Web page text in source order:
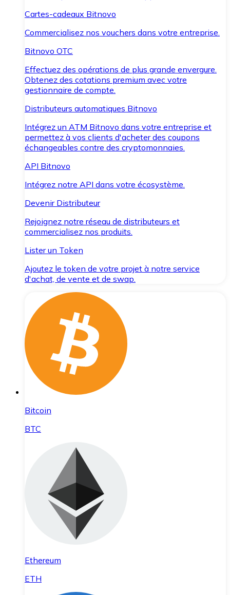
Cartes-cadeaux Bitnovo
Commercialisez nos vouchers dans votre entreprise.
Bitnovo OTC
Effectuez des opérations de plus grande envergure.
Obtenez des cotations premium avec votre
gestionnaire de compte.
Distributeurs automatiques Bitnovo
Intégrez un ATM Bitnovo dans votre entreprise et
permettez à vos clients d'acheter des coupons
échangeables contre des cryptomonnaies.
API Bitnovo
Intégrez notre API dans votre écosystème.
Devenir Distributeur
Rejoignez notre réseau de distributeurs et
commercialisez nos produits.
Lister un Token
Ajoutez le token de votre projet à notre service
d'achat, de vente et de swap.
Bitcoin
BTC
Ethereum
ETH